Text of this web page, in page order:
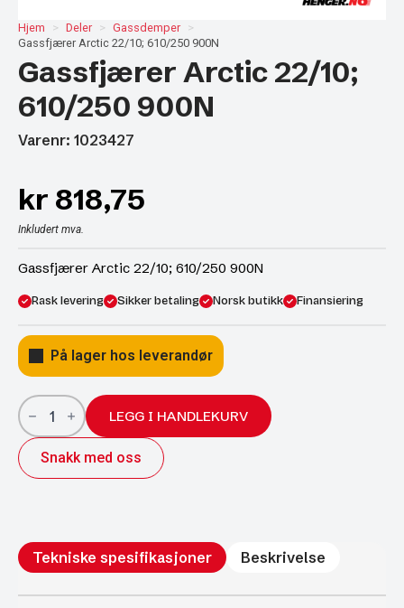
Hjem Deler
Gassdemper
Gassfjærer Arctic 22/10; 610/250 900N
Gassfjærer Arctic 22/10;
610/250 900N
Varenr: 1023427
kr 818,75
Inkludert mva.
Gassfjærer Arctic 22/10; 610/250 900N
Rask levering Sikker betaling Norsk butikk Finansiering
På lager hos leverandør
Gassfjærer
Arctic
22/10;
610/250
900N
antall
LEGG I HANDLEKURV
Snakk med oss
Tekniske spesifikasjoner Beskrivelse